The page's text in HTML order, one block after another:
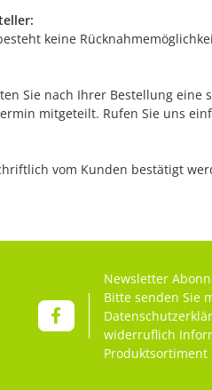
keine
Sie nach Ihrer Bestellung
mitgeteilt. Rufen Sie uns
vom Kunden bestätigt
Newsletter
Bitte senden Sie
widerruflich
Produktsortiment